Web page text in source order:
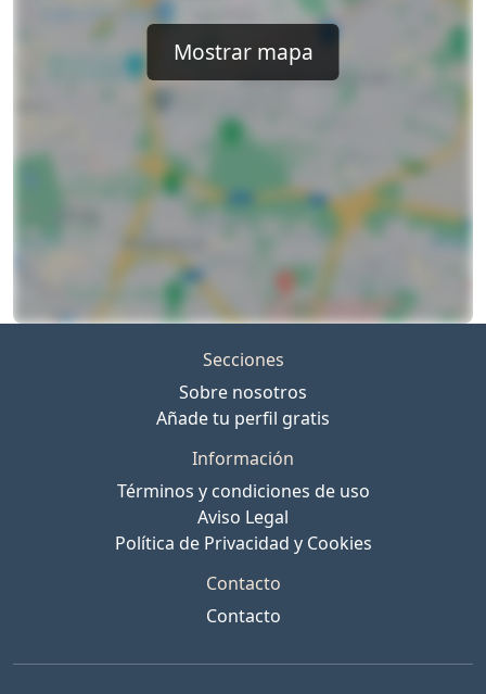
Mostrar mapa
Secciones
Sobre nosotros
Añade tu perfil gratis
Información
Términos y condiciones de uso
Aviso Legal
Política de Privacidad y Cookies
Contacto
Contacto